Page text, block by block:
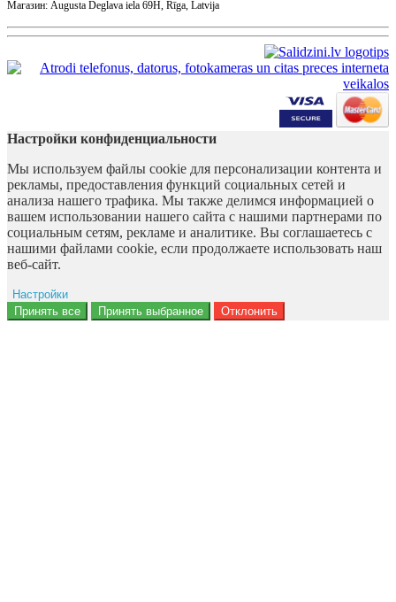
Магазин: Augusta Deglava iela 69H, Rīga, Latvija
Настройки конфиденциальности
Мы используем файлы cookie для персонализации контента и
рекламы, предоставления функций социальных сетей и
анализа нашего трафика. Мы также делимся информацией о
вашем использовании нашего сайта с нашими партнерами по
социальным сетям, рекламе и аналитике. Вы соглашаетесь с
нашими файлами cookie, если продолжаете использовать наш
веб-сайт.
Настройки
Ad storage
Принять все Принять выбранное Отклонить